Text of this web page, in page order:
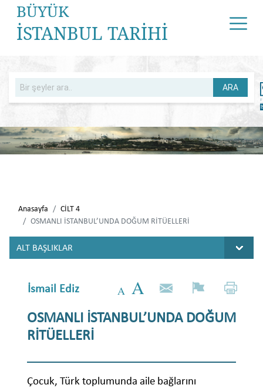
BÜYÜK
İSTANBUL TARİHİ
ARA
Anasayfa
CİLT 4
OSMANLI İSTANBUL’UNDA DOĞUM RİTÜELLERİ
İsmail Ediz
OSMANLI İSTANBUL’UNDA DOĞUM
RİTÜELLERİ
Çocuk, Türk toplumunda aile bağlarını